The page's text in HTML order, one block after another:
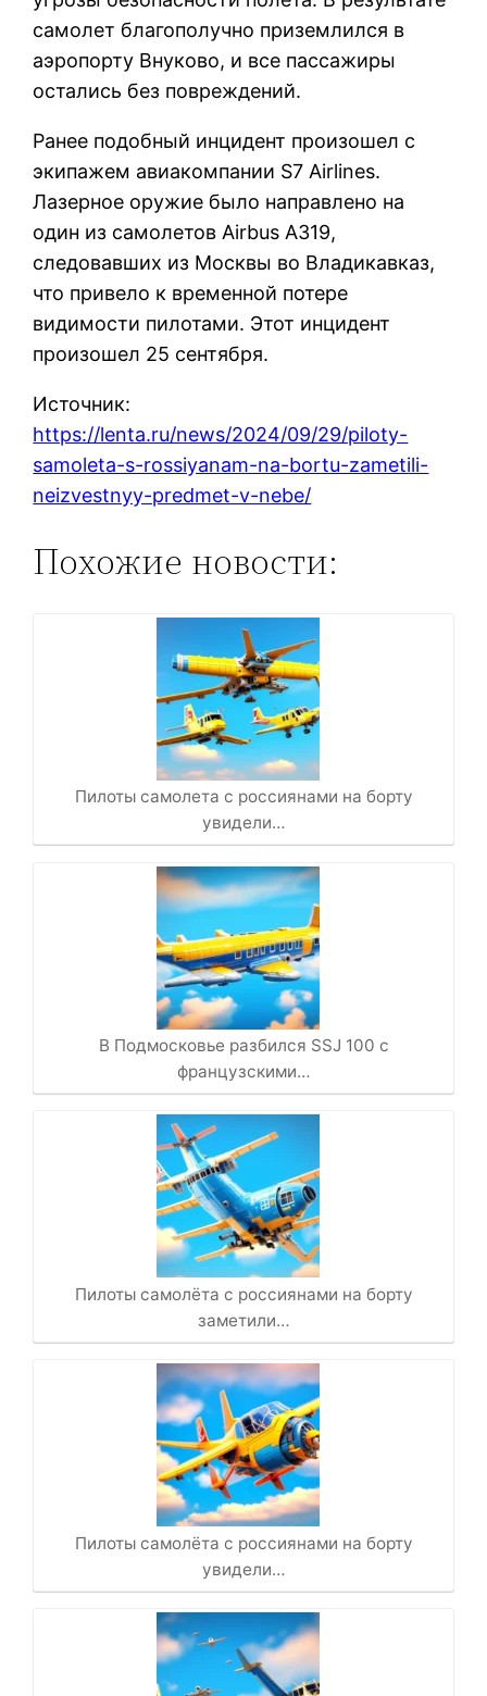
самолет благополучно приземлился в
аэропорту Внуково, и все пассажиры
остались без повреждений.
Ранее подобный инцидент произошел с
экипажем авиакомпании S7 Airlines.
Лазерное оружие было направлено на
один из самолетов Airbus A319,
следовавших из Москвы во Владикавказ,
что привело к временной потере
видимости пилотами. Этот инцидент
произошел 25 сентября.
Источник:
https://lenta.ru/news/2024/09/29/piloty-
samoleta-s-rossiyanam-na-bortu-zametili-
neizvestnyy-predmet-v-nebe/
Похожие новости:
Пилоты самолета с россиянами на борту
увидели…
В Подмосковье разбился SSJ 100 с
французскими…
Пилоты самолёта с россиянами на борту
заметили…
Пилоты самолёта с россиянами на борту
увидели…